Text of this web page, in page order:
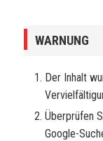
WARNUNG
Der Inhalt
Überprüfen
Google-